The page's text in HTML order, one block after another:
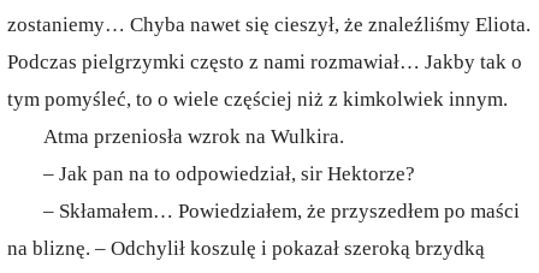
zostaniemy… Chyba nawet się cieszył, że znaleźliśmy Eliota.
Podczas pielgrzymki często z nami rozmawiał… Jakby tak o
tym pomyśleć, to o wiele częściej niż z kimkolwiek innym.
Atma przeniosła wzrok na Wulkira.
– Jak pan na to odpowiedział, sir Hektorze?
– Skłamałem… Powiedziałem, że przyszedłem po maści
na bliznę. – Odchylił koszulę i pokazał szeroką brzydką